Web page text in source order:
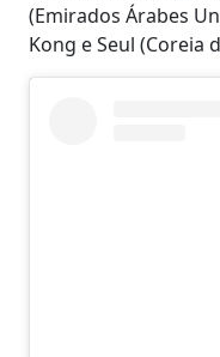
(Emirados Árabes
Kong e Seul (Coreia